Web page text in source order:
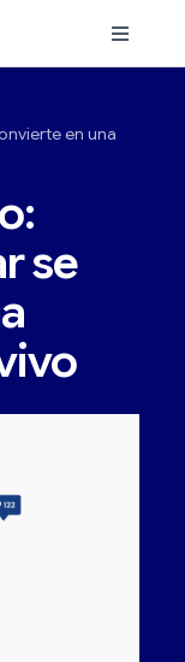
en una
se